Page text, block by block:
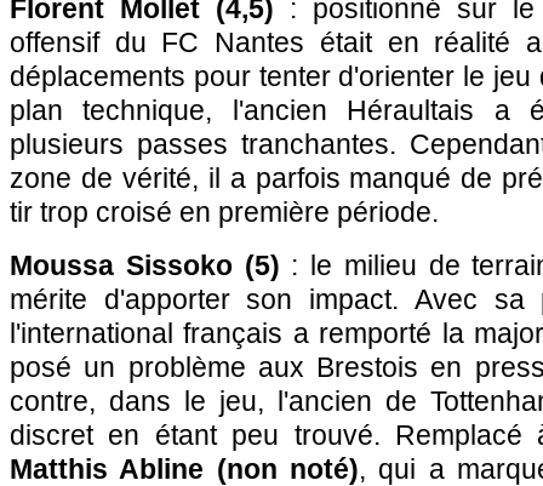
Florent Mollet (4,5) : positionné sur
offensif du FC Nantes était en réalité
déplacements pour tenter d'orienter le
plan technique, l'ancien Héraultais a
plusieurs passes tranchantes.
zone de vérité, il a parfois manqué de
tir trop croisé en première période.
Moussa Sissoko (5) : le milieu de
mérite d'apporter son impact. Avec sa
l'international français a remporté la
posé un problème aux Brestois en
contre, dans le jeu, l'ancien de
discret en étant peu trouvé.
Matthis Abline (non noté), qui a